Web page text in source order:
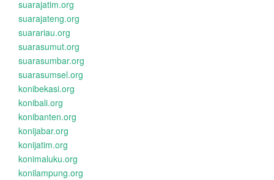
suarajatim.org
suarajateng.org
suarariau.org
suarasumut.org
suarasumbar.org
suarasumsel.org
konibekasi.org
konibali.org
konibanten.org
konijabar.org
konijatim.org
konimaluku.org
konilampung.org